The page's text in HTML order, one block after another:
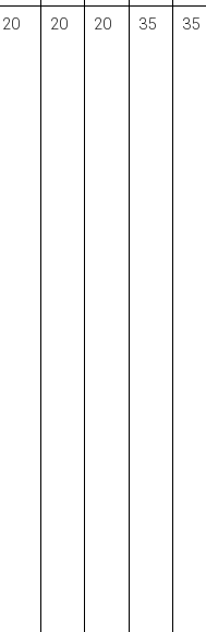
20 20 20 35 35